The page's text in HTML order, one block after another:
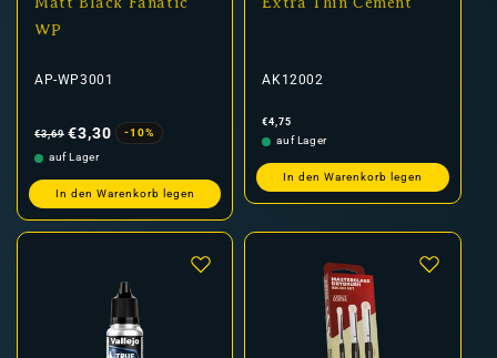
WP
AP-WP3001
Preis
€3,69 €3,30
-10%
auf Lager
In den Warenkorb legen
AK12002
Normaler
Preis
€4,75
auf Lager
In den Warenkorb legen